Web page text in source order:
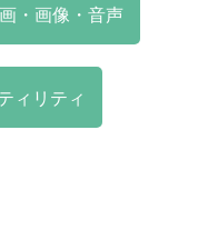
・画像・音声
ィリティ